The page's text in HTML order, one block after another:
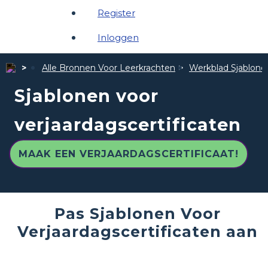
Register
Inloggen
Alle Bronnen Voor Leerkrachten Werkblad
Sjablonen voor
verjaardagscertificaten
MAAK EEN VERJAARDAGSCERTIFICAAT!
Pas Sjablonen Voor
Verjaardagscertificaten aan